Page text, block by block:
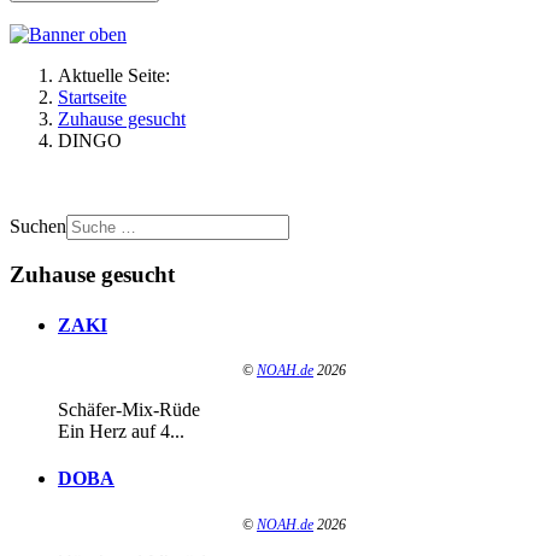
Aktuelle Seite:
Startseite
Zuhause gesucht
DINGO
Suchen
Zuhause gesucht
ZAKI
© NOAH.de 2026
Schäfer-Mix-Rüde
Ein Herz auf 4...
DOBA
© NOAH.de 2026